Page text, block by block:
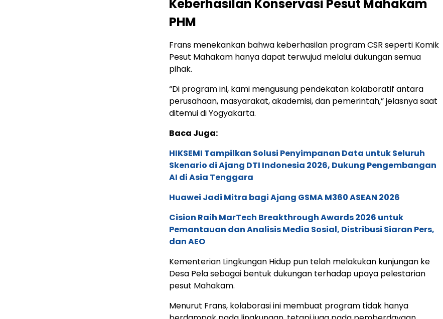
Keberhasilan Konservasi Pesut Mahakam
PHM
Frans menekankan bahwa keberhasilan program CSR seperti Komik
Pesut Mahakam hanya dapat terwujud melalui dukungan semua
pihak.
“Di program ini, kami mengusung pendekatan kolaboratif antara
perusahaan, masyarakat, akademisi, dan pemerintah,” jelasnya saat
ditemui di Yogyakarta.
Baca Juga:
HIKSEMI Tampilkan Solusi Penyimpanan Data untuk Seluruh
Skenario di Ajang DTI Indonesia 2026, Dukung Pengembangan
AI di Asia Tenggara
Huawei Jadi Mitra bagi Ajang GSMA M360 ASEAN 2026
Cision Raih MarTech Breakthrough Awards 2026 untuk
Pemantauan dan Analisis Media Sosial, Distribusi Siaran Pers,
dan AEO
Kementerian Lingkungan Hidup pun telah melakukan kunjungan ke
Desa Pela sebagai bentuk dukungan terhadap upaya pelestarian
pesut Mahakam.
Menurut Frans, kolaborasi ini membuat program tidak hanya